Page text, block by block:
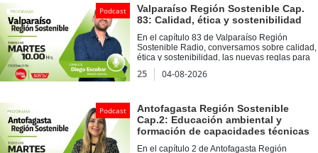
Podcast
Valparaíso Región Sostenible Cap.
83: Calidad, ética y sostenibilidad
En el capítulo 83 de Valparaíso Región
Sostenible Radio, conversamos sobre calidad,
ética y sostenibilidad, las nuevas reglas para
las organizaciones del futuro junto al doctor
Elías Bracho Cordero, director Académico del
sección Voces Sostenibles, dialogamos con
Eva Soto Acevedo, académica de la Facultad
de Ingeniería y coordinadora del Diplomado
Energía 2030 de la Universidad de Playa
Ancha.
25 04-08-2026
Podcast
Antofagasta Región Sostenible
Cap.2: Educación ambiental y
formación de capacidades técnicas
En el capítulo 2 de Antofagasta Región